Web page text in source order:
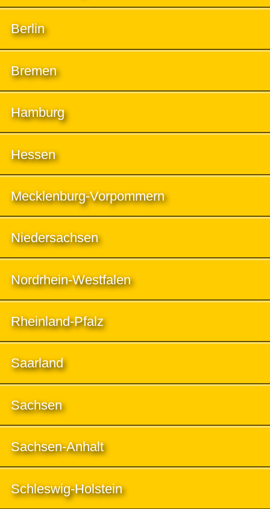
Berlin
Bremen
Hamburg
Hessen
Mecklenburg-Vorpommern
Niedersachsen
Nordrhein-Westfalen
Rheinland-Pfalz
Saarland
Sachsen
Sachsen-Anhalt
Schleswig-Holstein